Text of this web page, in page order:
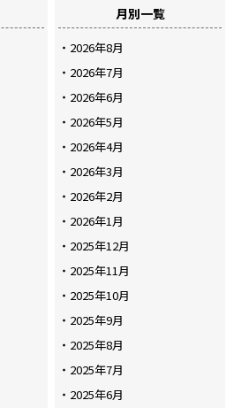
月別一覧
2026年8月
2026年7月
2026年6月
2026年5月
2026年4月
2026年3月
2026年2月
2026年1月
2025年12月
2025年11月
2025年10月
2025年9月
2025年8月
2025年7月
2025年6月